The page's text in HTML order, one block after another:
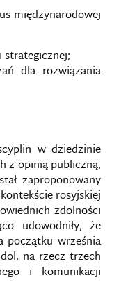
międzynarodowej
dla rozwiązania
w dziedzinie
z opinią publiczną,
zaproponowany
rosyjskiej
zdolności
udowodniły, że
początku września
na rzecz trzech
i komunikacji